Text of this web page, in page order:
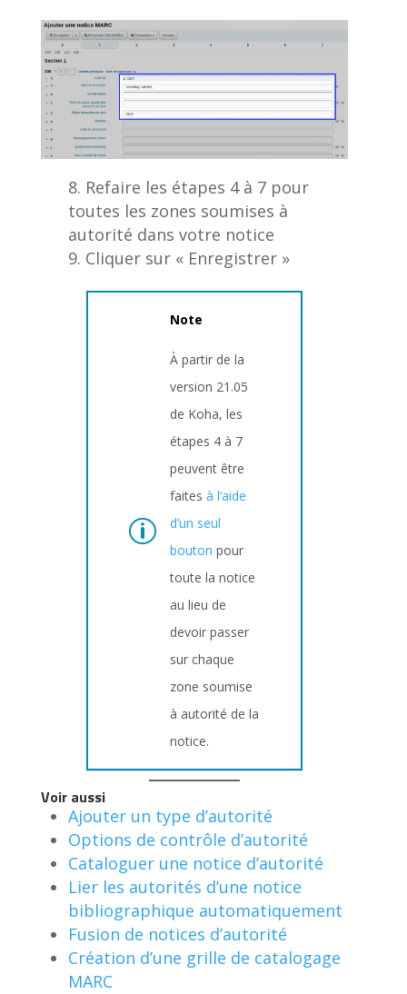
Refaire les étapes 4 à 7 pour
toutes les zones soumises à
autorité dans votre notice
Cliquer sur « Enregistrer »
Note
À partir de la
version 21.05
de Koha, les
étapes 4 à 7
peuvent être
faites à l’aide
d’un seul
bouton pour
toute la notice
au lieu de
devoir passer
sur chaque
zone soumise
à autorité de la
notice.
Voir aussi
Ajouter un type d’autorité
Options de contrôle d’autorité
Cataloguer une notice d’autorité
Lier les autorités d’une notice
bibliographique automatiquement
Fusion de notices d’autorité
Création d’une grille de catalogage
MARC